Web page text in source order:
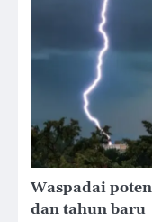
Waspadai
dan tahun baru